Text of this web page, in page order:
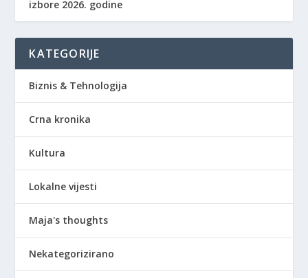
izbore 2026. godine
KATEGORIJE
Biznis & Tehnologija
Crna kronika
Kultura
Lokalne vijesti
Maja's thoughts
Nekategorizirano